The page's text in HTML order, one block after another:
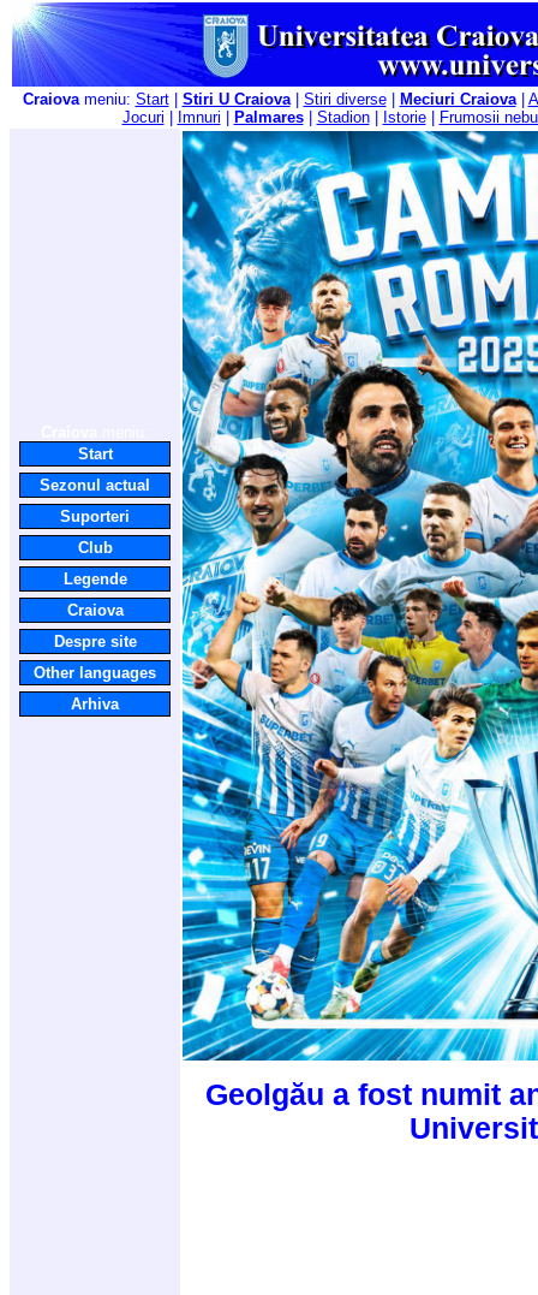
Craiovameniu: Start| Stiri U Craiova| Stiri diverse| Meciuri Craiova|
Jocuri
Imnuri Palmares| Stadion| Istorie| Frumosii
Start
Sezonul actual
Suporteri
Club
Legende
Craiova
Despre site
Other languages
Arhiva
Geolgău a fost numit